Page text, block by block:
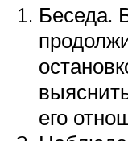
Беседа.
его